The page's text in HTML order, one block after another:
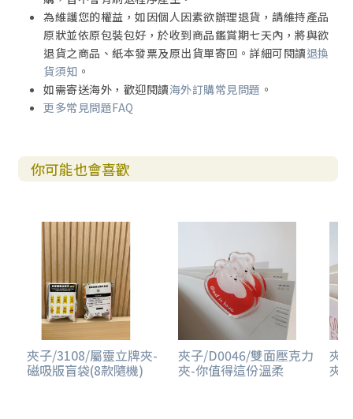
為維護您的權益，如因個人因素欲辦理退貨，請維持產品
原狀並依原包裝包好，於收到商品鑑賞期七天內，將與欲
退貨之商品、紙本發票及原出貨單寄回。詳細可閱讀退換
貨須知 。
如需寄送海外，歡迎閱讀海外訂購常見問題 。
更多常見問題FAQ
你可能也會喜歡
夾子/3108/屬靈立牌夾-
磁吸版盲袋(8款隨機)
夾子/D0046/雙面壓克力
夾-你值得這份溫柔
夾
夾-